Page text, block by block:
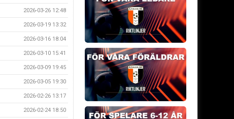
2026-03-26 12:48
2026-03-19 13:32
2026-03-16 18:04
2026-03-10 15:41
2026-03-09 19:45
2026-03-05 19:30
2026-02-26 13:17
2026-02-24 18:50